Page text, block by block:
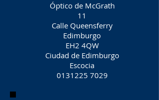
Óptico de McGrath
11
Calle Queensferry
Edimburgo
EH2 4QW
Ciudad de Edimburgo
Escocia
0131225 7029